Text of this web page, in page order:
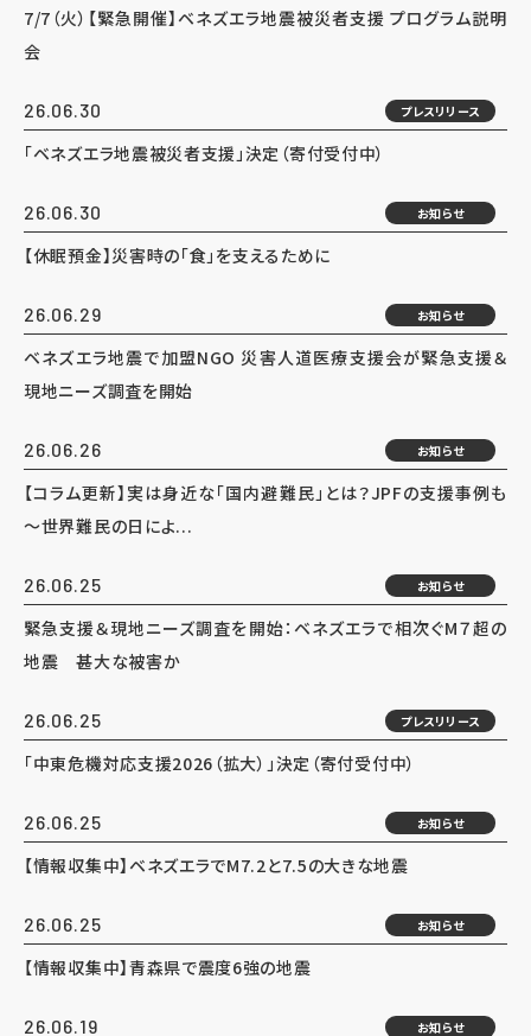
7/7（火）【緊急開催】ベネズエラ地震被災者支援 プログラム説明
会
26.06.30 プレスリリース
「ベネズエラ地震被災者支援」決定（寄付受付中）
26.06.30 お知らせ
【休眠預金】災害時の「食」を支えるために
26.06.29 お知らせ
ベネズエラ地震で加盟NGO 災害人道医療支援会が緊急支援＆
現地ニーズ調査を開始
26.06.26 お知らせ
【コラム更新】実は身近な「国内避難民」とは？JPFの支援事例も
～世界難民の日によ...
26.06.25 お知らせ
緊急支援＆現地ニーズ調査を開始：ベネズエラで相次ぐM７超の
地震 甚大な被害か
26.06.25 プレスリリース
「中東危機対応支援2026（拡大）」決定（寄付受付中）
26.06.25 お知らせ
【情報収集中】ベネズエラでM7.2と7.5の大きな地震
26.06.25 お知らせ
【情報収集中】青森県で震度6強の地震
26.06.19 お知らせ